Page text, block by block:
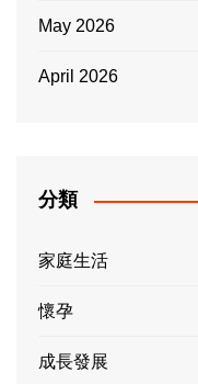
May 2026
April 2026
分類
家庭生活
懷孕
成長發展